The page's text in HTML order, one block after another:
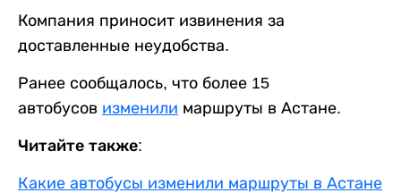
Компания приносит извинения за
доставленные неудобства.
Ранее сообщалось, что более 15
автобусов изменили маршруты в Астане.
Читайте также:
Какие автобусы изменили маршруты в Астане